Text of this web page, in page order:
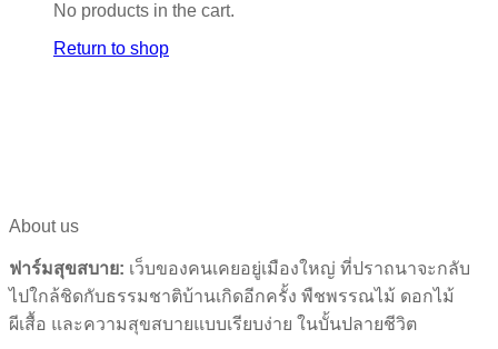
No products in the cart.
Return to shop
About us
ฟาร์มสุขสบาย: เว็บของคนเคยอยู่เมืองใหญ่ ที่ปราถนาจะกลับ
ไปใกล้ชิดกับธรรมชาติบ้านเกิดอีกครั้ง พืชพรรณไม้ ดอกไม้
ผีเสื้อ และความสุขสบายแบบเรียบง่าย ในบั้นปลายชีวิต